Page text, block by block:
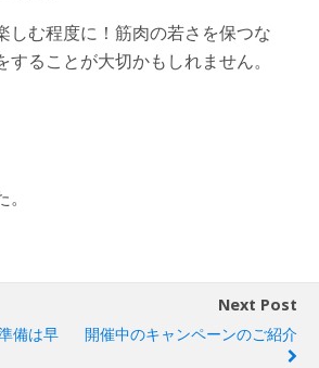
しむ程度に！筋肉の若さを保つな
することが大切かもしれません。
備は早
Next Post
開催中のキャンペーンのご紹介